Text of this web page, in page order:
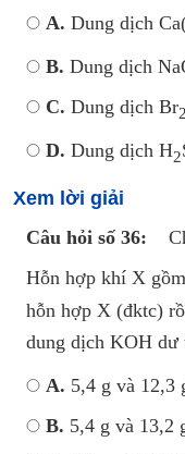
A. Dung dịch
B. Dung dịch
C. Dung dịch Br2
D. Dung dịch H2
Xem lời giải
Câu hỏi số 36:
Hỗn hợp khí X
hỗn hợp X (đktc)
dung dịch KOH
A. 5,4 g và 12,3
B. 5,4 g và 13,2